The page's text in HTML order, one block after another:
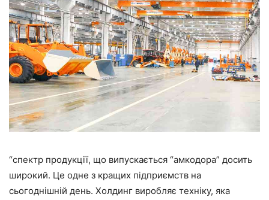
“спектр продукції, що випускається “амкодора” досить
широкий. Це одне з кращих підприємств на
сьогоднішній день. Холдинг виробляє техніку, яка